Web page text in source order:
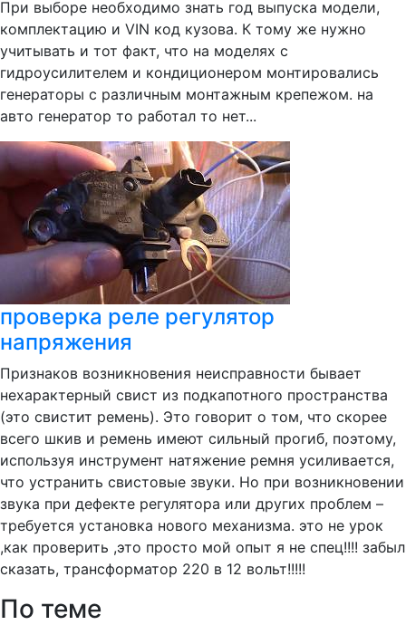
При выборе необходимо знать год выпуска модели,
комплектацию и VIN код кузова. К тому же нужно
учитывать и тот факт, что на моделях с
гидроусилителем и кондиционером монтировались
генераторы с различным монтажным крепежом. на
авто генератор то работал то нет...
проверка реле регулятор
напряжения
Признаков возникновения неисправности бывает
нехарактерный свист из подкапотного пространства
(это свистит ремень). Это говорит о том, что скорее
всего шкив и ремень имеют сильный прогиб, поэтому,
используя инструмент натяжение ремня усиливается,
что устранить свистовые звуки. Но при возникновении
звука при дефекте регулятора или других проблем –
требуется установка нового механизма. это не урок
,как проверить ,это просто мой опыт я не спец!!!! забыл
сказать, трансформатор 220 в 12 вольт!!!!!
По теме